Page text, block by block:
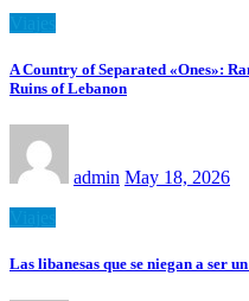
A Country of Separated «Ones»:
Ruins of Lebanon
admin May 18, 2026
Las libanesas que se niegan a ser